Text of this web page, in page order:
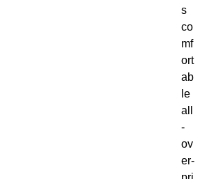
s
co
mf
ort
ab
le
all
-
ov
er-